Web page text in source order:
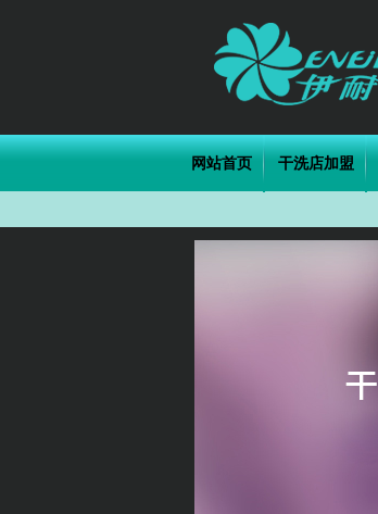
网站首页 干洗店加盟